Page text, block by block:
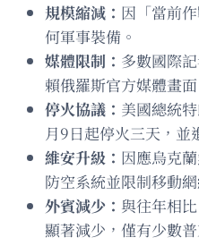
規模縮減： 因「當前
何軍事裝備。
媒體限制： 多數國際
賴俄羅斯官方媒體畫面
停火協議： 美國總統
月9日起停火三天，並
維安升級： 因應烏克
防空系統並限制移動網
外賓減少： 與往年相
顯著減少，僅有少數